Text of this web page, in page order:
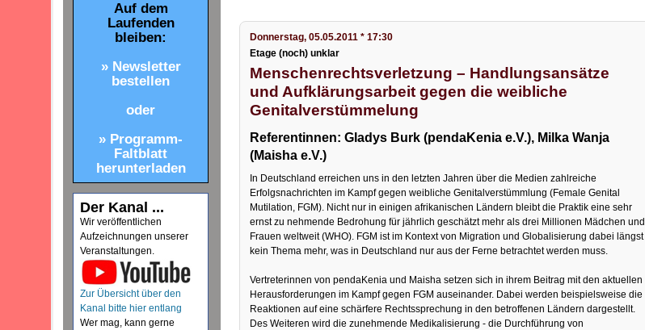
Auf dem
Laufenden
bleiben:
» Newsletter
bestellen
oder
» Programm-
Faltblatt
herunterladen
Der Kanal ...
Wir veröffentlichen
Aufzeichnungen unserer
Veranstaltungen.
Zur Übersicht über den
Kanal bitte hier entlang
Wer mag, kann gerne
Donnerstag, 05.05.2011 * 17:30
Etage (noch) unklar
Menschenrechtsverletzung – Handlungsansätze
und Aufklärungsarbeit gegen die weibliche
Genitalverstümmelung
Referentinnen: Gladys Burk (pendaKenia e.V.), Milka Wanja
(Maisha e.V.)
In Deutschland erreichen uns in den letzten Jahren über die Medien zahlreiche
Erfolgsnachrichten im Kampf gegen weibliche Genitalverstümmlung (Female Genital
Mutilation, FGM). Nicht nur in einigen afrikanischen Ländern bleibt die Praktik eine sehr
ernst zu nehmende Bedrohung für jährlich geschätzt mehr als drei Millionen Mädchen und
Frauen weltweit (WHO). FGM ist im Kontext von Migration und Globalisierung dabei längst
kein Thema mehr, was in Deutschland nur aus der Ferne betrachtet werden muss.
Vertreterinnen von pendaKenia und Maisha setzen sich in ihrem Beitrag mit den aktuellen
Herausforderungen im Kampf gegen FGM auseinander. Dabei werden beispielsweise die
Reaktionen auf eine schärfere Rechtssprechung in den betroffenen Ländern dargestellt.
Des Weiteren wird die zunehmende Medikalisierung - die Durchführung von